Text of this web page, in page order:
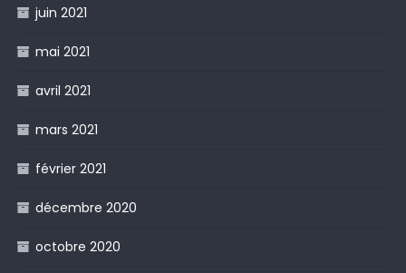
juin 2021
mai 2021
avril 2021
mars 2021
février 2021
décembre 2020
octobre 2020